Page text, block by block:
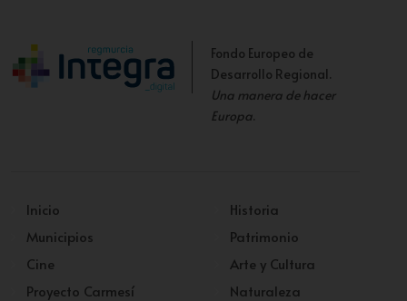
Fondo Europeo de
Desarrollo Regional.
Una manera de hacer
Europa.
Inicio
Municipios
Cine
Proyecto Carmesí
Historia
Patrimonio
Arte y Cultura
Naturaleza